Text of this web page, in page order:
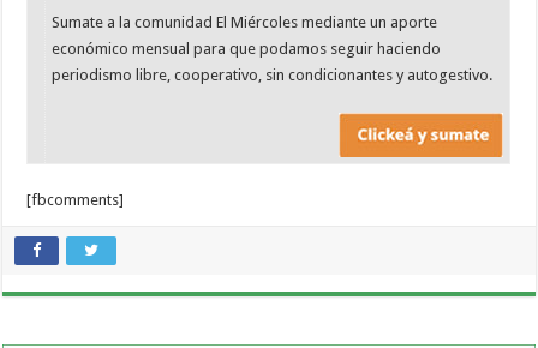
Sumate a la comunidad El Miércoles mediante un aporte
económico mensual para que podamos seguir haciendo
periodismo libre, cooperativo, sin condicionantes y autogestivo.
[fbcomments]